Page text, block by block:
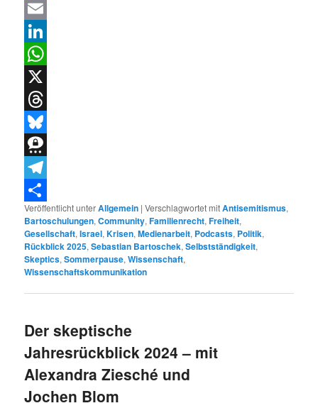
Facebook
Email
LinkedIn
WhatsApp
X
Threads
Bluesky
Threema
Telegram
Teilen
Veröffentlicht unterAllgemein |Verschlagwortet mitAntisemitismus,
Bartoschulungen,Community,Familienrecht,Freiheit,
Gesellschaft,Israel,Krisen,Medienarbeit, Podcasts, Politik,
Rückblick 2025,Sebastian Bartoschek,Selbstständigkeit,
Skeptics,Sommerpause,Wissenschaft,
Wissenschaftskommunikation
Der skeptische
Jahresrückblick 2024 – mit
Alexandra Ziesché und
Jochen Blom